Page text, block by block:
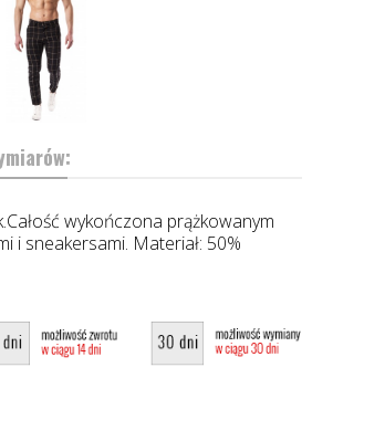
wykończona prążkowanym
i sneakersami. Materiał: 50%